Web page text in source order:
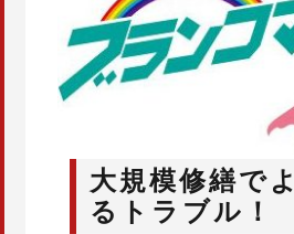
大規模修繕で
るトラブル！